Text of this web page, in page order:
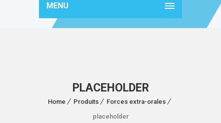
MENU
PLACEHOLDER
Home Produits
Forces extra-orales
placeholder